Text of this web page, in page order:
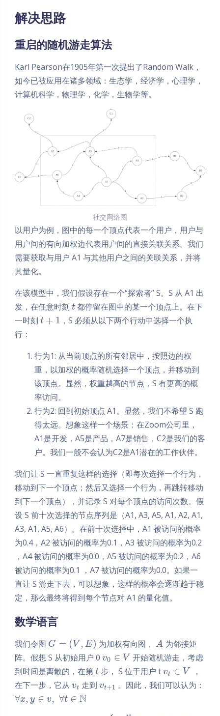
解决思路
重启的随机游走算法
Karl Pearson在1905年第一次提出了Random Walk，
如今已被应用在诸多领域：生态学，经济学，心理学，
计算机科学，物理学，化学，生物学等。
社交网络图
以用户为例，图中的每一个顶点代表一个用户，用户与
用户间的有向加权边代表用户间的直接关联关系。我们
需要获取与用户 A1 与其他用户之间的关联关系，并将
其量化。
在该模型中，我们假设存在一个“探索者” S。S 从 A1 出
发，在任意时刻 t 都停留在图中的某一个顶点上。在下
一时刻 t + 1 ，S 必须从以下两个行动中选择一个执
行：
行为1: 从当前顶点的所有邻居中，按照边的权
重，以加权的概率随机选择一个顶点，并移动到
该顶点。显然，权重越高的节点，S 有更高的概
率访问。
行为2: 回到初始顶点 A1。显然，我们不希望 S 跑
得太远。想象这样一个场景：在Zoom公司里，
A1是开发，A5是产品，A7是销售，C2是我们的客
户。我们一般不会认为C2是A1潜在的工作伙伴。
我们让 S 一直重复这样的选择（即每次选择一个行为，
移动到下一个顶点；然后又选择一个行为，再跳转移动
到下一个顶点），并记录 S 对每个顶点的访问次数。假
设 S 前十次选择的节点序列是（A1, A3, A5, A1, A2, A1,
A3, A1, A5, A6）。在前十次选择中，A1 被访问的概率
为0.4，A2 被访问的概率为0.1，A3 被访问的概率为0.2
，A4 被访问的概率为0.0，A5 被访问的概率为0.2，A6
被访问的概率为0.1 ，A7 被访问的概率为0.0。如果一
直让 S 游走下去，可以想象，这样的概率会逐渐趋于稳
定，那么最终将得到每个节点对 A1 的量化值。
数学语言
我们令图 G = ( V , E) 为加权有向图，A 为邻接矩
阵。假想 S 从初始用户 0 v0 ∈ V 开始随机游走，考虑
到时间是离散的，在第 t 步， S 位于用户 tvt ∈ V
，
在下一步，它从 vt 走到vt+1 。因此，我们可以认为：
∀x, y ∈ v, ∀t ∈ N